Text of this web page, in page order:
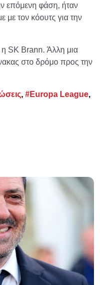
επόμενη φάση, ήταν
με τον κόουτς για την
SK Brann. Άλλη μια
στο δρόμο προς την
, #Europa League,